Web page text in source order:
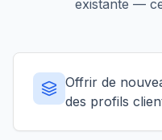
existante —
Offrir de
des profils